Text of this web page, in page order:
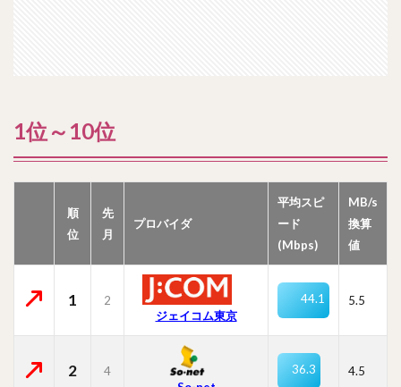
1位～10位
順
位
先
月
プロバイダ
平均スピ
ード
(Mbps)
MB/s
換算
値
1
2
ジェイコム東京
44.1 5.5
2
4
36.3 4.5